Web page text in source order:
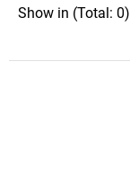
Show in (Total: 0)